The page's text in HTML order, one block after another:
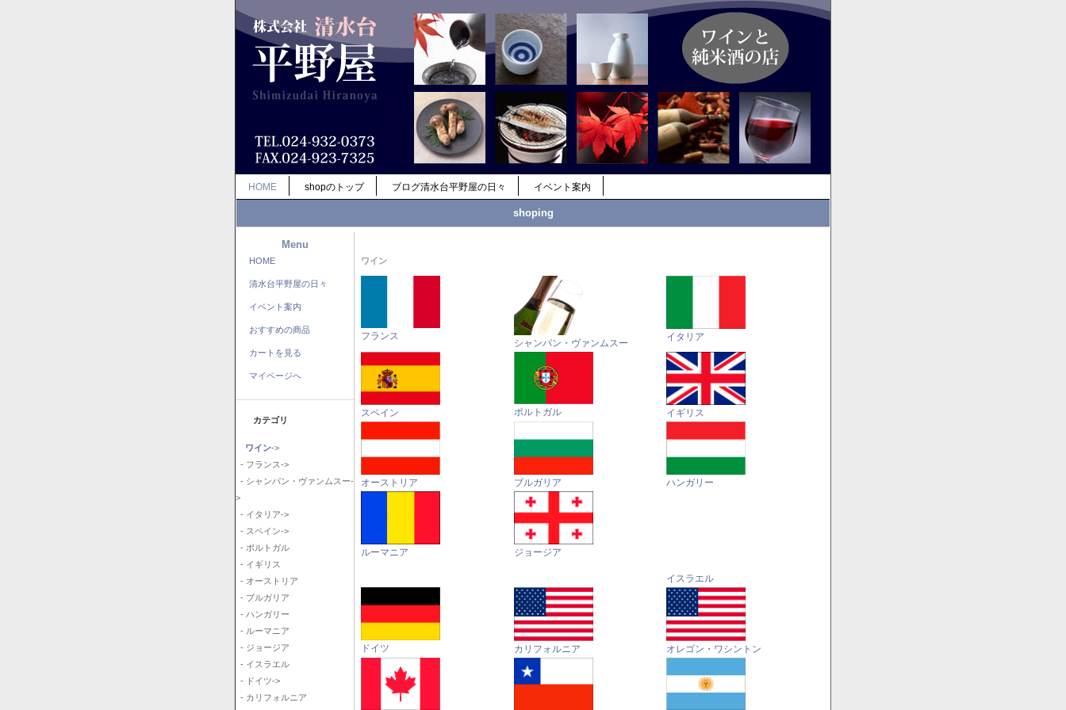
HOME shopのトップ ブログ清水台平野屋の日々 イベント案内
shoping
Menu
HOME
清水台平野屋の日々
イベント案内
おすすめの商品
カートを見る
マイページへ
カテゴリ
ワイン->
- フランス->
- シャンパン・ヴァンムスー-
>
- イタリア->
- スペイン->
- ポルトガル
- イギリス
- オーストリア
- ブルガリア
- ハンガリー
- ルーマニア
- ジョージア
- イスラエル
- ドイツ->
- カリフォルニア
ワイン
フランス
シャンパン・ヴァンムスー
イタリア
スペイン ポルトガル イギリス
オーストリア ブルガリア ハンガリー
ルーマニア ジョージア
イスラエル
ドイツ カリフォルニア オレゴン・ワシントン